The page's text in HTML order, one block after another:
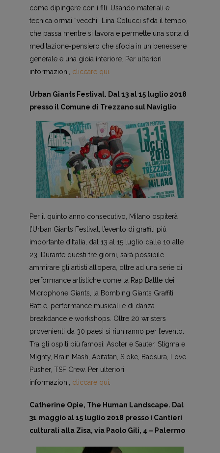
come dipingere con i fili. Usando materiali e
tecnica ormai “vecchi” Lina Colucci sfida il tempo,
che passa mentre si lavora e permette una sorta di
meditazione-pensiero che sfocia in un benessere
generale e una gioia interiore. Per ulteriori
informazioni, cliccare qui.
Urban Giants Festival. Dal 13 al 15 luglio 2018
presso il Comune di Trezzano sul Naviglio
Per il quinto anno consecutivo, Milano ospiterà
l’Urban Giants Festival, l’evento di graffiti più
importante d’Italia, dal 13 al 15 luglio dalle 10 alle
23. Durante questi tre giorni, sarà possibile
ammirare gli artisti all’opera, oltre ad una serie di
performance artistiche come la Rap Battle dei
Microphone Giants, la Bombing Giants Graffiti
Battle, performance musicali e di danza
breakdance e workshops. Oltre 20 wristers
provenienti da 30 paesi si riuniranno per l’evento.
Tra gli ospiti più famosi: Asoter e Sauter, Stigma e
Mighty, Brain Mash, Apitatan, Sloke, Badsura, Love
Pusher, TSF Crew. Per ulteriori
informazioni, cliccare qui.
Catherine Opie, The Human Landscape. Dal
31 maggio al 15 luglio 2018 presso i Cantieri
culturali alla Zisa, via Paolo Gili, 4 – Palermo